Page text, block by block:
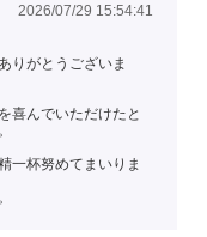
2026/07/29 15:54:41
りがとうございま
喜んでいただけたと
一杯努めてまいりま